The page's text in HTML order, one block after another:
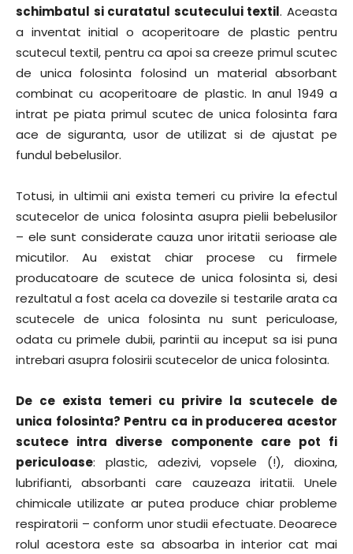
schimbatul si curatatul scutecului textil. Aceasta
a inventat initial o acoperitoare de plastic pentru
scutecul textil, pentru ca apoi sa creeze primul scutec
de unica folosinta folosind un material absorbant
combinat cu acoperitoare de plastic. In anul 1949 a
intrat pe piata primul scutec de unica folosinta fara
ace de siguranta, usor de utilizat si de ajustat pe
fundul bebelusilor.
Totusi, in ultimii ani exista temeri cu privire la efectul
scutecelor de unica folosinta asupra pielii bebelusilor
– ele sunt considerate cauza unor iritatii serioase ale
micutilor. Au existat chiar procese cu firmele
producatoare de scutece de unica folosinta si, desi
rezultatul a fost acela ca dovezile si testarile arata ca
scutecele de unica folosinta nu sunt periculoase,
odata cu primele dubii, parintii au inceput sa isi puna
intrebari asupra folosirii scutecelor de unica folosinta.
De ce exista temeri cu privire la scutecele de
unica folosinta? Pentru ca in producerea acestor
scutece intra diverse componente care pot fi
periculoase: plastic, adezivi, vopsele (!), dioxina,
lubrifianti, absorbanti care cauzeaza iritatii. Unele
chimicale utilizate ar putea produce chiar probleme
respiratorii – conform unor studii efectuate. Deoarece
rolul acestora este sa absoarba in interior cat mai